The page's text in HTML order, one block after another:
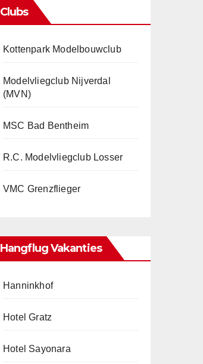
Clubs
Kottenpark Modelbouwclub
Modelvliegclub Nijverdal
(MVN)
MSC Bad Bentheim
R.C. Modelvliegclub Losser
VMC Grenzflieger
Hangflug Vakanties
Hanninkhof
Hotel Gratz
Hotel Sayonara